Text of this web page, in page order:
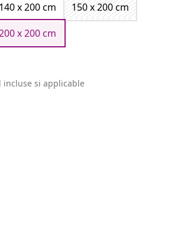
140 x 200 cm
150 x 200 cm
x 200 cm
incluse si applicable